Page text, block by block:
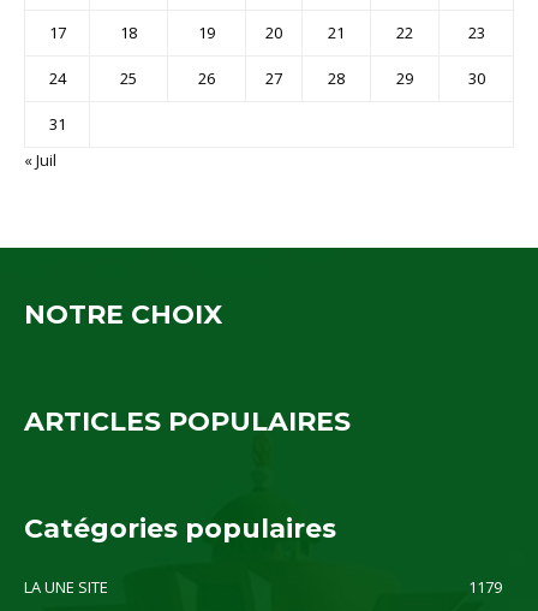
17 18 19 20 21 22 23
24 25 26 27 28 29 30
31
« Juil
NOTRE CHOIX
ARTICLES POPULAIRES
Catégories populaires
LA UNE SITE
1179